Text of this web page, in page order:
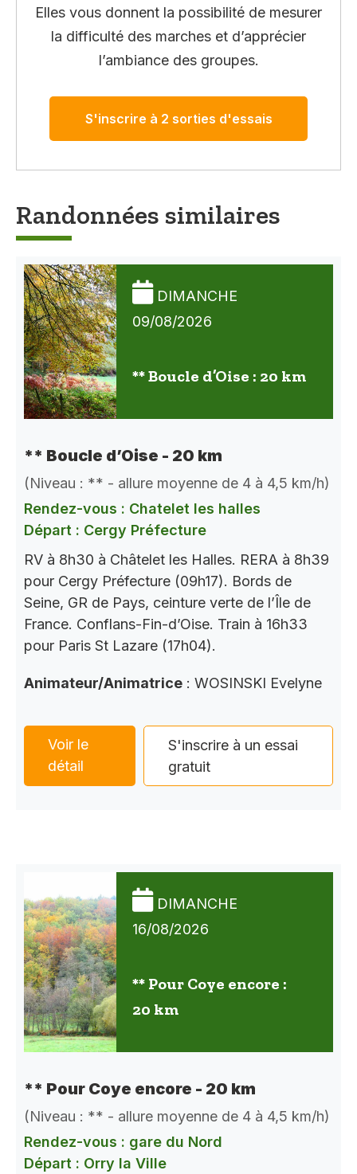
Elles vous donnent la possibilité de mesurer
la difficulté des marches et d’apprécier
l’ambiance des groupes.
S'inscrire à 2 sorties d'essais
Randonnées similaires
DIMANCHE
09/08/2026
** Boucle d’Oise : 20 km
** Boucle d’Oise - 20 km
(Niveau : ** - allure moyenne de 4 à 4,5 km/h)
Rendez-vous : Chatelet les halles
Départ : Cergy Préfecture
RV à 8h30 à Châtelet les Halles. RERA à 8h39
pour Cergy Préfecture (09h17). Bords de
Seine, GR de Pays, ceinture verte de l’Île de
France. Conflans-Fin-d’Oise. Train à 16h33
pour Paris St Lazare (17h04).
Animateur/Animatrice : WOSINSKI Evelyne
Voir le
détail
S'inscrire à un essai
gratuit
DIMANCHE
16/08/2026
** Pour Coye encore :
20 km
** Pour Coye encore - 20 km
(Niveau : ** - allure moyenne de 4 à 4,5 km/h)
Rendez-vous : gare du Nord
Départ : Orry la Ville